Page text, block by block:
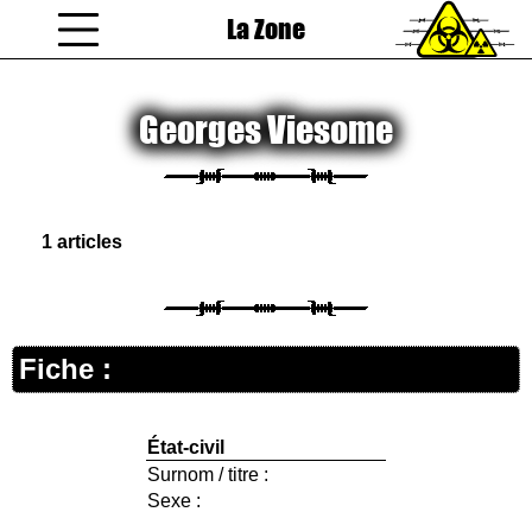
La Zone
Georges Viesome
1 articles
Fiche :
État-civil
Surnom / titre :
Sexe :